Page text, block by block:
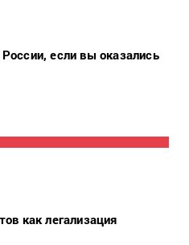
если вы оказались
как легализация